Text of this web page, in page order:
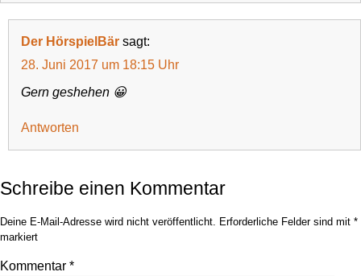
Der HörspielBär sagt:
28. Juni 2017 um 18:15 Uhr
Gern geshehen 😀
Antworten
Schreibe einen Kommentar
Deine E-Mail-Adresse wird nicht veröffentlicht. Erforderliche Felder sind mit *
markiert
Kommentar *